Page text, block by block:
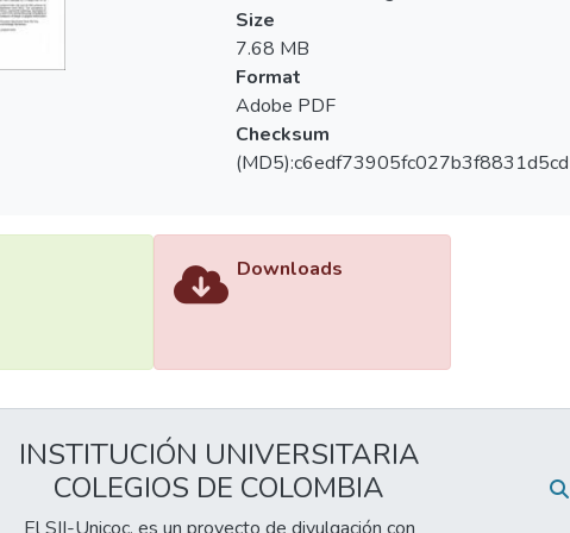
Size
7.68 MB
Format
Adobe PDF
Checksum
Downloads
INSTITUCIÓN UNIVERSITARIA
COLEGIOS DE COLOMBIA